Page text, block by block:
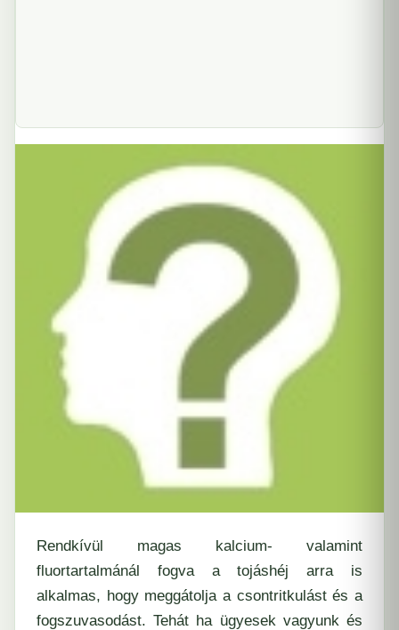
Rendkívül magas kalcium- valamint
fluortartalmánál fogva a tojáshéj arra is
alkalmas, hogy meggátolja a csontritkulást és a
fogszuvasodást. Tehát ha ügyesek vagyunk és